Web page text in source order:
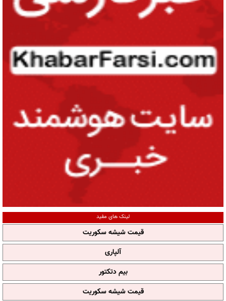
لینک های مفید
قیمت شیشه سکوریت
آلپاری
بیم دتکتور
قیمت شیشه سکوریت